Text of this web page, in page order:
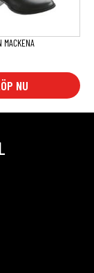
MACKENA
NU